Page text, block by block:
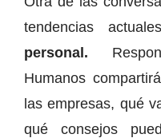
tendencias
personal.
Humanos
las empresas, qué
qué consejos